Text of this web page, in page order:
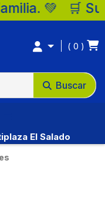
💚 🛒
Buscar
0
El Salado